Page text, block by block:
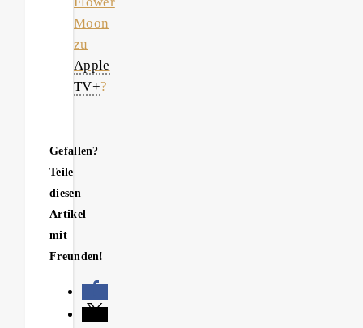
Moon
zu
Apple
TV+?
Gefallen?
Teile
diesen
Artikel
mit
Freunden!